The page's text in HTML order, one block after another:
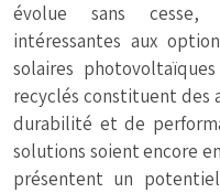
évolue sans cesse,
intéressantes aux
solaires
recyclés constituent des
durabilité et de
solutions soient encore
présentent un